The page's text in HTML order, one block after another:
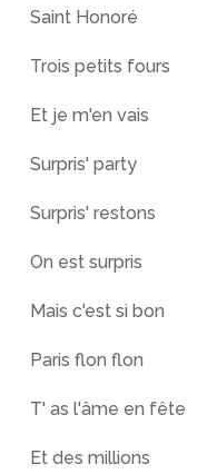
Saint Honoré
Trois petits fours
Et je m'en vais
Surpris' party
Surpris' restons
On est surpris
Mais c'est si bon
Paris flon flon
T' as l'âme en fête
Et des millions